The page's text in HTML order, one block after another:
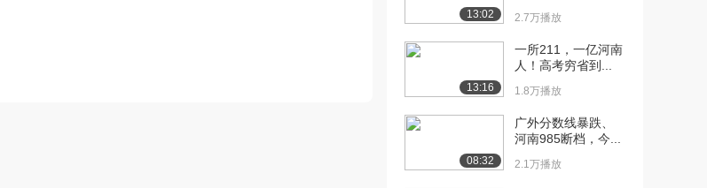
[14] 上海外国语大学公开
课：歌曲《兰花草...
04:07
[15] 上海外国语大学公开
课： 声调
13:02 2.7万播放
13:16
一所211，一亿河南
人！高考穷省到...
1.8万播放
08:32
广外分数线暴跌、
河南985断档，今...
2.1万播放